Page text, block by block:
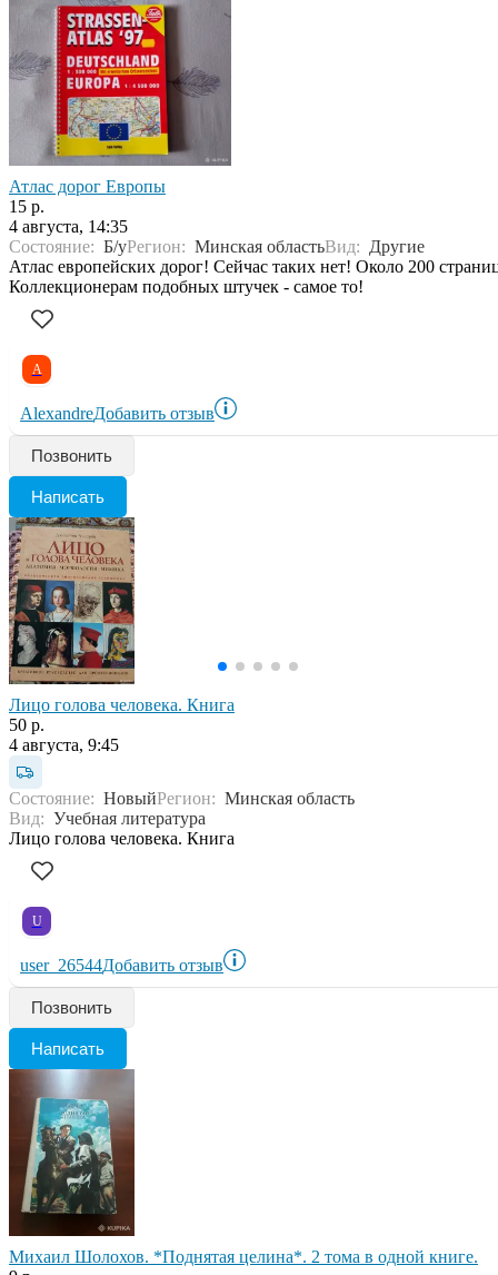
Атлас дорог Европы
15 р.
4 августа, 14:35
Состояние: Б/уРегион: Минская областьВид: Другие
Атлас европейских дорог! Сейчас таких нет! Около 200
Коллекционерам подобных штучек - самое то!
A
AlexandreДобавить отзыв
Позвонить
Написать
Лицо голова человека. Книга
50 р.
4 августа, 9:45
Состояние: НовыйРегион: Минская область
Вид: Учебная литература
Лицо голова человека. Книга
U
user_26544Добавить отзыв
Позвонить
Написать
Михаил Шолохов. *Поднятая целина*. 2 тома в одной книге.